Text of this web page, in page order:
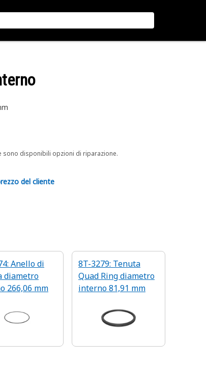
sono disponibili opzioni di riparazione.
del cliente
Anello di
diametro
266,06 mm
8T-3279: Tenuta
Quad Ring diametro
interno 81,91 mm